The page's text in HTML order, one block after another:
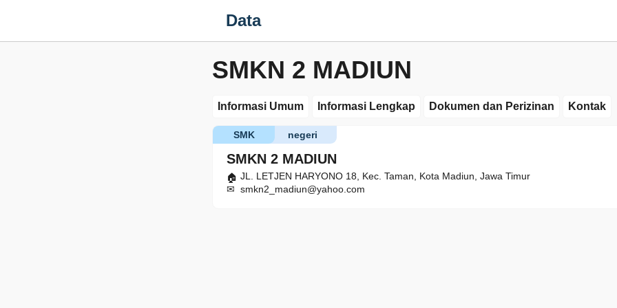
Data
SMKN 2 MADIUN
Informasi Umum Informasi Lengkap Dokumen dan Perizinan Kontak
SMKN 2 MADIUN
negeri
SMK
JL. LETJEN HARYONO 18, Kec. Taman, Kota Madiun, Jawa Timur
smkn2_madiun@yahoo.com